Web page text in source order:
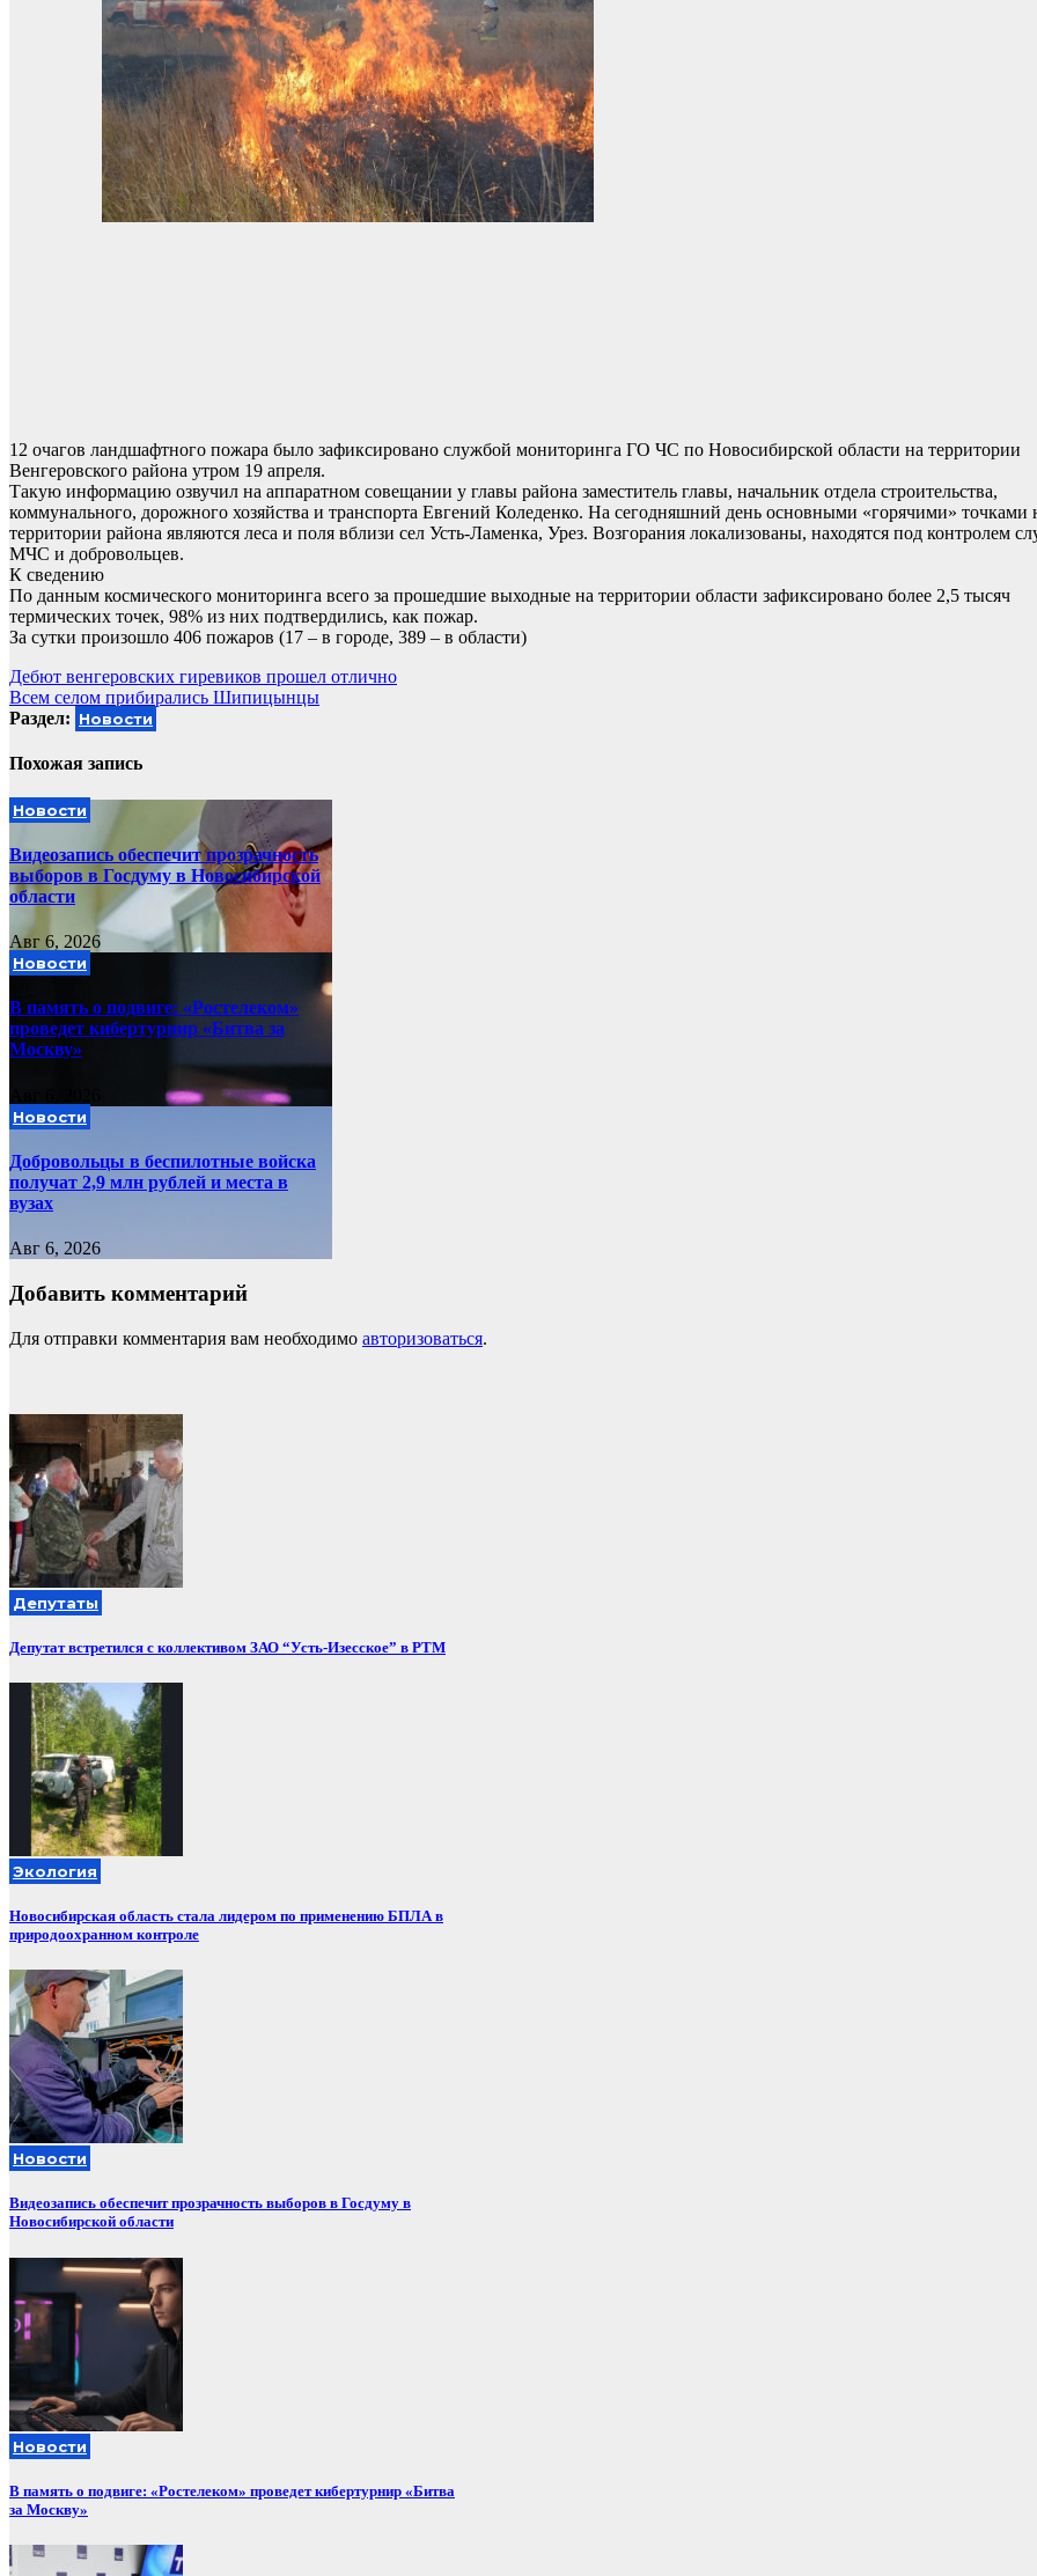
12 очагов ландшафтного пожара было зафиксировано службой мониторинга ГО ЧС по Новосибирской области на территории
Венгеровского района утром 19 апреля.
Такую информацию озвучил на аппаратном совещании у главы района заместитель главы, начальник отдела строительства,
коммунального, дорожного хозяйства и транспорта Евгений Коледенко. На сегодняшний день основными «горячими» точками
территории района являются леса и поля вблизи сел Усть-Ламенка, Урез. Возгорания локализованы, находятся под контролем
МЧС и добровольцев.
К сведению
По данным космического мониторинга всего за прошедшие выходные на территории области зафиксировано более 2,5 тысяч
термических точек, 98% из них подтвердились, как пожар.
За сутки произошло 406 пожаров (17 – в городе, 389 – в области)
Навигация
по
Дебют венгеровских гиревиков прошел отлично
Всем селом прибирались Шипицынцы
Раздел: Новости
Похожая запись
Новости
Видеозапись обеспечит прозрачность
выборов в Госдуму в Новосибирской
области
Авг 6, 2026
Новости
В память о подвиге: «Ростелеком»
проведет кибертурнир «Битва за
Москву»
Новости
Добровольцы в беспилотные войска
получат 2,9 млн рублей и места в
вузах
Авг 6, 2026
Добавить комментарий
Для отправки комментария вам необходимо авторизоваться.
Депутаты
Депутат встретился с коллективом ЗАО “Усть-Изесское” в РТМ
Экология
Новосибирская область стала лидером по применению БПЛА в
природоохранном контроле
Новости
Видеозапись обеспечит прозрачность выборов в Госдуму в
Новосибирской области
Новости
В память о подвиге: «Ростелеком» проведет кибертурнир «Битва
за Москву»